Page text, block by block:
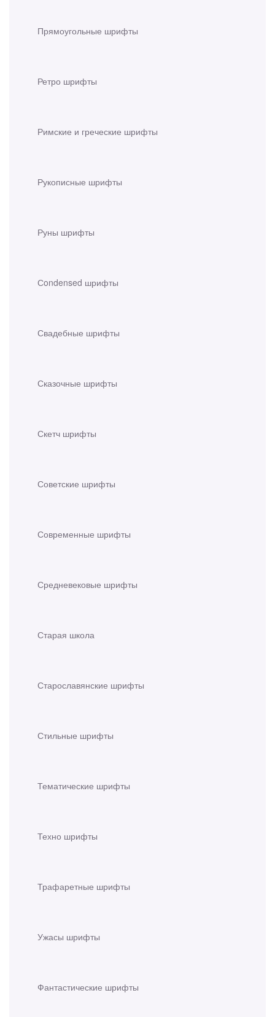
Прямоугольные шрифты
Ретро шрифты
Римские и греческие шрифты
Рукописные шрифты
Руны шрифты
Сondensed шрифты
Свадебные шрифты
Сказочные шрифты
Скетч шрифты
Советские шрифты
Современные шрифты
Средневековые шрифты
Старая школа
Старославянские шрифты
Стильные шрифты
Тематические шрифты
Техно шрифты
Трафаретные шрифты
Ужасы шрифты
Фантастические шрифты